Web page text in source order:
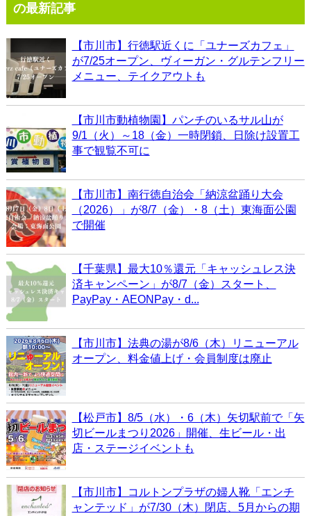
の最新記事
【市川市】行徳駅近くに「ユナーズカフェ」
が7/25オープン、ヴィーガン・グルテンフリー
メニュー、テイクアウトも
【市川市動植物園】パンチのいるサル山が
9/1（火）～18（金）一時閉鎖、日除け設置工
事で観覧不可に
【市川市】南行徳自治会「納涼盆踊り大会
（2026）」が8/7（金）・8（土）東海面公園
で開催
【千葉県】最大10％還元「キャッシュレス決
済キャンペーン」が8/7（金）スタート、
PayPay・AEONPay・d...
【市川市】法典の湯が8/6（木）リニューアル
オープン、料金値上げ・会員制度は廃止
【松戸市】8/5（水）・6（木）矢切駅前で「矢
切ビールまつり2026」開催、生ビール・出
店・ステージイベントも
【市川市】コルトンプラザの婦人靴「エンチ
ャンテッド」が7/30（木）閉店、5月からの期